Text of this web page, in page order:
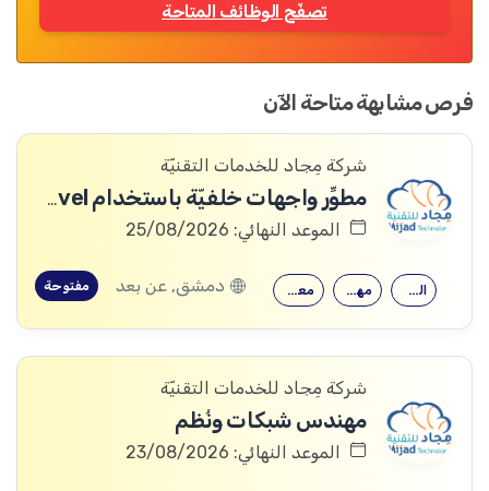
تصفّح الوظائف المتاحة
فرص مشابهة متاحة الآن
شركة مِجاد للخدمات التقنيّة
مطوِّر واجهات خلفيّة باستخدام Laravel
الموعد النهائي: 25/08/2026
معرفة جيدة… مهارات قوية… القدرة على… دمشق, عن بعد مفتوحة
شركة مِجاد للخدمات التقنيّة
مهندس شبكات ونُظم
الموعد النهائي: 23/08/2026